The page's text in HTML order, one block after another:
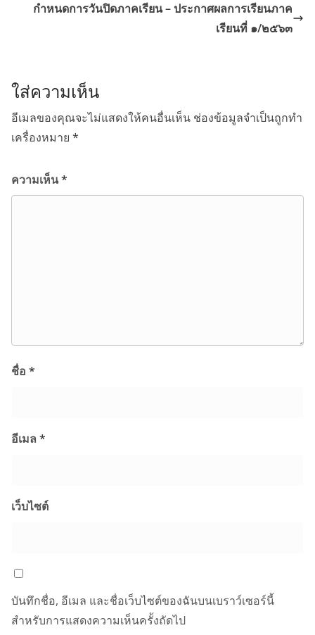
กำหนดการวันปิดภาคเรียน – ประกาศผลการเรียนภาค
เรียนที่ ๑/๒๕๖๓
ใส่ความเห็น
อีเมลของคุณจะไม่แสดงให้คนอื่นเห็น ช่องข้อมูลจำเป็นถูกทำ
เครื่องหมาย *
ความเห็น*
ชื่อ *
อีเมล *
เว็บไซต์
บันทึกชื่อ, อีเมล และชื่อเว็บไซต์ของฉันบนเบราว์เซอร์นี้
สำหรับการแสดงความเห็นครั้งถัดไป